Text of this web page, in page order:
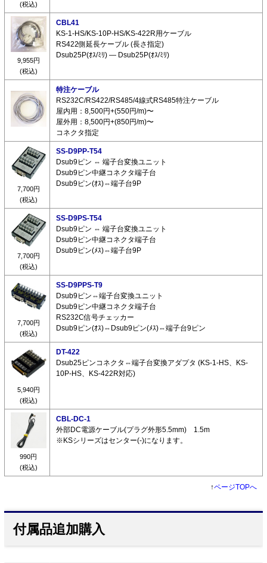
(税込)
9,955円
(税込)
CBL41
KS-1-HS/KS-10P-HS/KS-422R用ケーブル
RS422側延長ケーブル (長さ指定)
Dsub25P(ｵｽ/ﾐﾘ) ― Dsub25P(ｵｽ/ﾐﾘ)
特注ケーブル
RS232C/RS422/RS485/4線式RS485特注ケーブル
屋内用：8,500円+(550円/m)〜
屋外用：8,500円+(850円/m)〜
コネクタ指定
7,700円
(税込)
SS-D9PP-T54
Dsub9ピン ⇔ 端子台変換ユニット
Dsub9ピン中継コネクタ端子台
Dsub9ピン(ｵｽ)⇔端子台9P
7,700円
(税込)
SS-D9PS-T54
Dsub9ピン ⇔ 端子台変換ユニット
Dsub9ピン中継コネクタ端子台
Dsub9ピン(ﾒｽ)⇔端子台9P
7,700円
(税込)
SS-D9PPS-T9
Dsub9ピン⇔端子台変換ユニット
Dsub9ピン中継コネクタ端子台
RS232C信号チェッカー
Dsub9ピン(ｵｽ)⇔Dsub9ピン(ﾒｽ)⇔端子台9ピン
5,940円
(税込)
DT-422
Dsub25ピンコネクタ⇔端子台変換アダプタ (KS-1-HS、KS-
10P-HS、KS-422R対応)
990円
(税込)
CBL-DC-1
外部DC電源ケーブル(プラグ外形5.5mm) 1.5m
※KSシリーズはセンター(-)になります。
↑ページTOPへ
付属品追加購入